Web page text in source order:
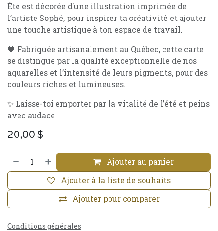
Été est décorée d’une illustration imprimée de
l’artiste Sophé, pour inspirer ta créativité et ajouter
une touche artistique à ton espace de travail.
💙 Fabriquée artisanalement au Québec, cette carte
se distingue par la qualité exceptionnelle de nos
aquarelles et l’intensité de leurs pigments, pour des
couleurs riches et lumineuses.
✨ Laisse-toi emporter par la vitalité de l’été et peins
avec audace
20,00 $
Ajouter au panier
Ajouter pour comparer
Ajouter à la liste de souhaits
Conditions générales